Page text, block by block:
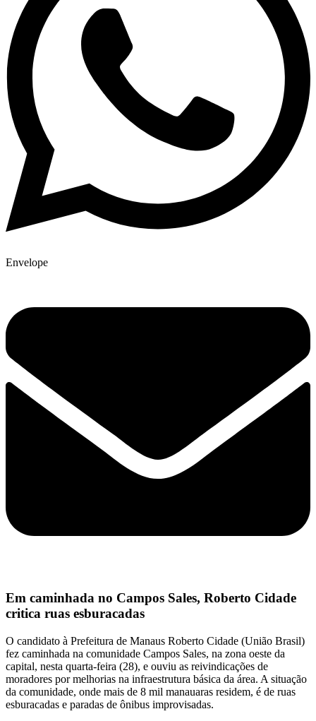
Envelope
Em caminhada no Campos Sales, Roberto Cidade
critica ruas esburacadas
O candidato à Prefeitura de Manaus Roberto Cidade (União Brasil)
fez caminhada na comunidade Campos Sales, na zona oeste da
capital, nesta quarta-feira (28), e ouviu as reivindicações de
moradores por melhorias na infraestrutura básica da área. A situação
da comunidade, onde mais de 8 mil manauaras residem, é de ruas
esburacadas e paradas de ônibus improvisadas.